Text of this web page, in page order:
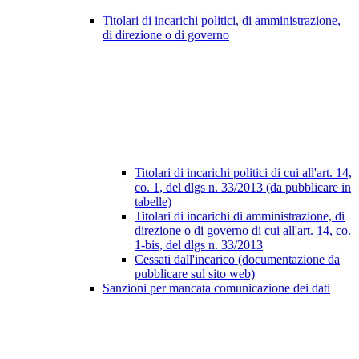
Titolari di incarichi politici, di amministrazione,
di direzione o di governo
Titolari di incarichi politici di cui all'art. 14,
co. 1, del dlgs n. 33/2013 (da pubblicare in
tabelle)
Titolari di incarichi di amministrazione, di
direzione o di governo di cui all'art. 14, co.
1-bis, del dlgs n. 33/2013
Cessati dall'incarico (documentazione da
pubblicare sul sito web)
Sanzioni per mancata comunicazione dei dati